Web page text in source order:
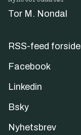
Tor M. Nondal
RSS-feed forside
Facebook
Linkedin
Bsky
Nyhetsbrev